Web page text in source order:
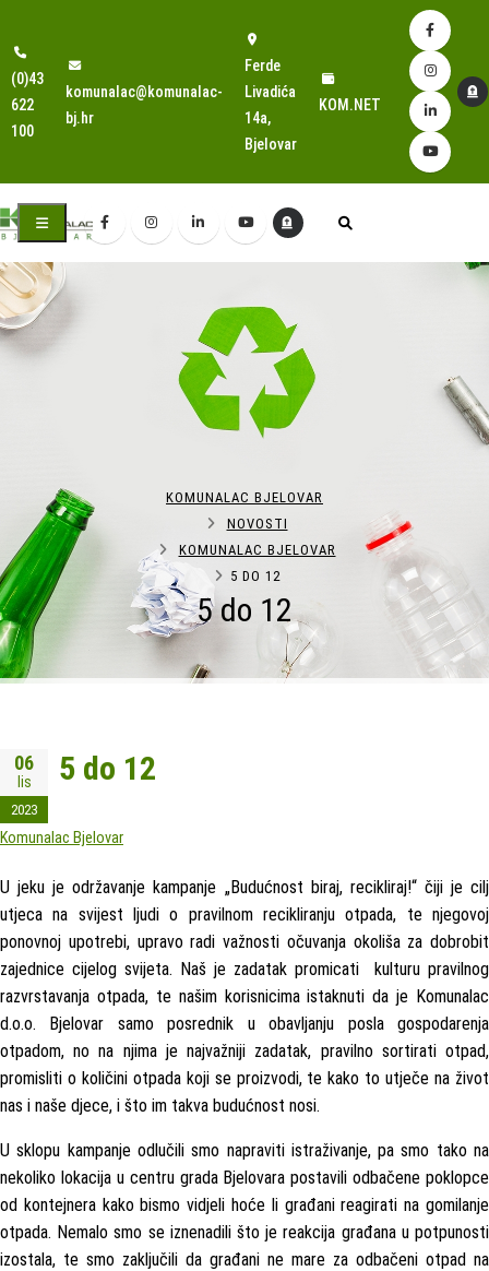
(0)43
622
100
komunalac@komunalac-
bj.hr
Ferde
Livadića
14a,
Bjelovar
KOM.NET
5 do 12
KOMUNALAC BJELOVAR
NOVOSTI
KOMUNALAC BJELOVAR
5 DO 12
06
lis
2023
5 do 12
Komunalac Bjelovar
U jeku je održavanje kampanje „Budućnost biraj, recikliraj!“ čiji je cilj
utjeca na svijest ljudi o pravilnom recikliranju otpada, te njegovoj
ponovnoj upotrebi, upravo radi važnosti očuvanja okoliša za dobrobit
zajednice cijelog svijeta. Naš je zadatak promicati kulturu pravilnog
razvrstavanja otpada, te našim korisnicima istaknuti da je Komunalac
d.o.o. Bjelovar samo posrednik u obavljanju posla gospodarenja
otpadom, no na njima je najvažniji zadatak, pravilno sortirati otpad,
promisliti o količini otpada koji se proizvodi, te kako to utječe na život
nas i naše djece, i što im takva budućnost nosi.
U sklopu kampanje odlučili smo napraviti istraživanje, pa smo tako na
nekoliko lokacija u centru grada Bjelovara postavili odbačene poklopce
od kontejnera kako bismo vidjeli hoće li građani reagirati na gomilanje
otpada. Nemalo smo se iznenadili što je reakcija građana u potpunosti
izostala, te smo zaključili da građani ne mare za odbačeni otpad na